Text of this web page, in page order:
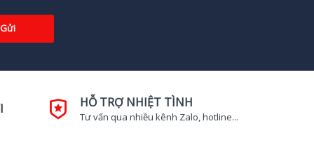
Gửi
HỖ TRỢ NHIỆT TÌNH
Tư vấn qua nhiều kênh Zalo, hotline...